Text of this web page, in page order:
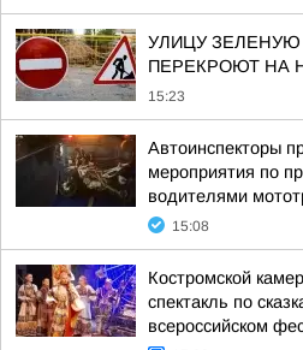
УЛИЦУ
ПЕРЕКРОЮТ НА
15:23
Автоинспекторы
мероприятия по
водителями
15:08
Костромской
спектакль по
всероссийском